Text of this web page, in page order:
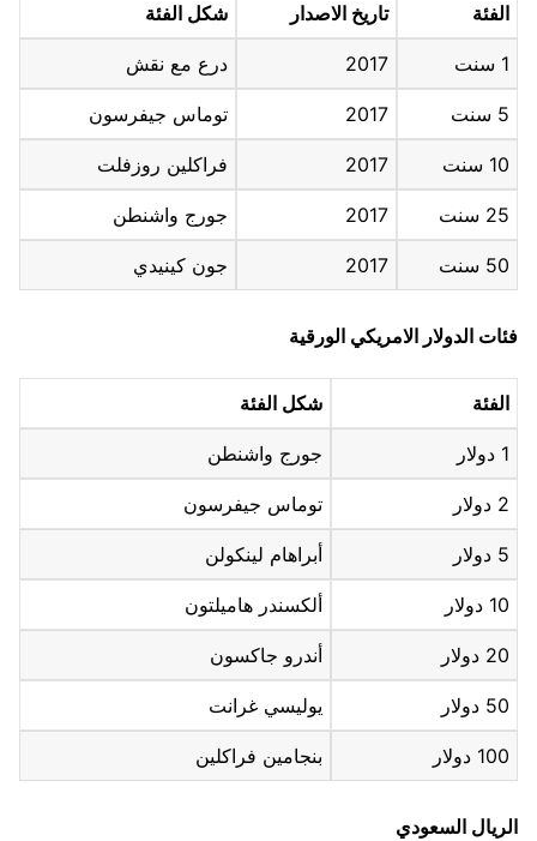
الفئة تاريخ الاصدار شكل الفئة
1 سنت 2017 درع مع نقش
5 سنت 2017 توماس جيفرسون
10 سنت 2017 فراكلين روزفلت
25 سنت 2017 جورج واشنطن
50 سنت 2017 جون كينيدي
فئات الدولار الامريكي الورقية
الفئة شكل الفئة
1 دولار جورج واشنطن
2 دولار توماس جيفرسون
5 دولار أبراهام لينكولن
10 دولار ألكسندر هاميلتون
20 دولار أندرو جاكسون
50 دولار يوليسي غرانت
100 دولار بنجامين فراكلين
الريال السعودي